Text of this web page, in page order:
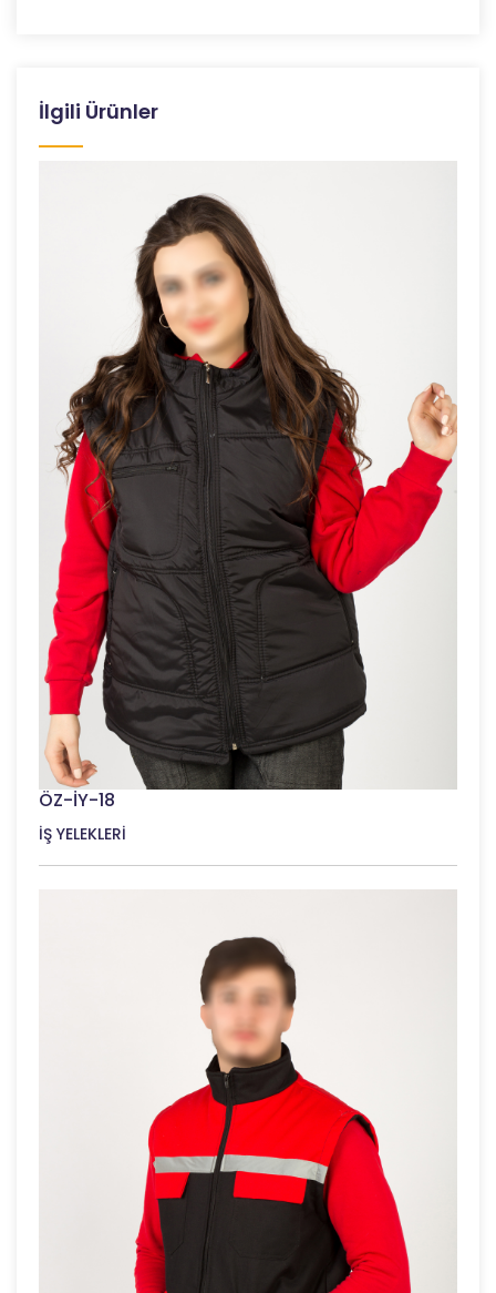
İlgili Ürünler
ÖZ-İY-18
İŞ YELEKLERİ